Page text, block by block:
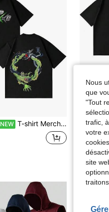
NEW T-shirt Merch Feid VS Ferxxo Falxo Tour 2026 pour Hommes et Femmes, T-shirts Vintage à la Mode 100% Coton, Coupe Oversize et Ample Entrepôt
12,20€
Nous
que
"Tout
trafic,
votre
site